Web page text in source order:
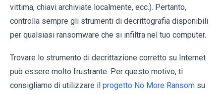
vittima, chiavi archiviate localmente, ecc.). Pertanto,
controlla sempre gli strumenti di decrittografia disponibili
per qualsiasi ransomware che si infiltra nel tuo computer.
Trovare lo strumento di decrittazione corretto su Internet
può essere molto frustrante. Per questo motivo, ti
consigliamo di utilizzare il progetto No More Ransom su